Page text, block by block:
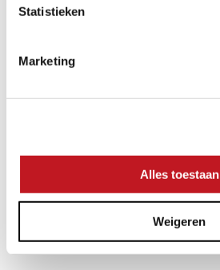
Statistieken
Marketing
Alles toestaan
Weigeren
RANDSTEIN BLUE
STONE ANTIQUE